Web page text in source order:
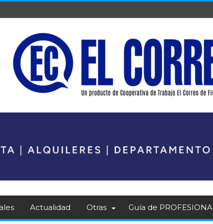
Actualidad Otras Guía de